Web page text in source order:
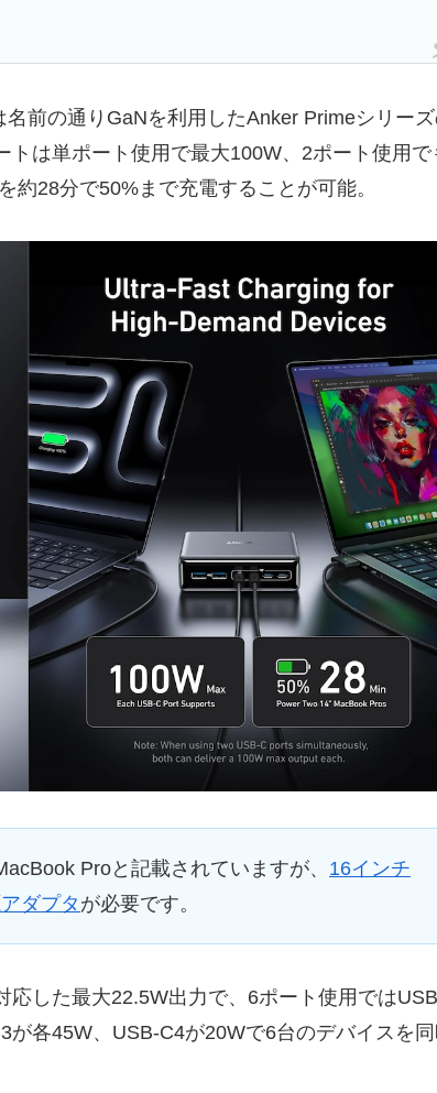
前の通りGaNを利用したAnker Primeシリー
は単ポート使用で最大100W、2ポート使用で
28分で50%まで充電することが可能。
Proと記載されていますが、 16インチ
ダプタ が必要です。
した最大22.5W出力で、6ポート使用では
各45W、USB-C4が20Wで6台のデバイスを